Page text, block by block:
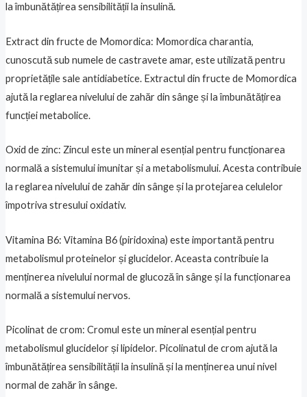
la îmbunătățirea sensibilității la insulină.
Extract din fructe de Momordica: Momordica charantia,
cunoscută sub numele de castravete amar, este utilizată pentru
proprietățile sale antidiabetice. Extractul din fructe de Momordica
ajută la reglarea nivelului de zahăr din sânge și la îmbunătățirea
funcției metabolice.
Oxid de zinc: Zincul este un mineral esențial pentru funcționarea
normală a sistemului imunitar și a metabolismului. Acesta contribuie
la reglarea nivelului de zahăr din sânge și la protejarea celulelor
împotriva stresului oxidativ.
Vitamina B6: Vitamina B6 (piridoxina) este importantă pentru
metabolismul proteinelor și glucidelor. Aceasta contribuie la
menținerea nivelului normal de glucoză în sânge și la funcționarea
normală a sistemului nervos.
Picolinat de crom: Cromul este un mineral esențial pentru
metabolismul glucidelor și lipidelor. Picolinatul de crom ajută la
îmbunătățirea sensibilității la insulină și la menținerea unui nivel
normal de zahăr în sânge.